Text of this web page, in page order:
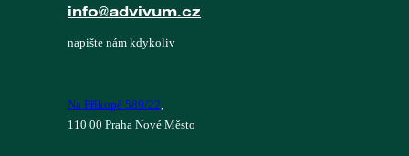
info@advivum.cz
napište nám kdykoliv
Na Příkopě 589/22
110 00 Praha Nové Město